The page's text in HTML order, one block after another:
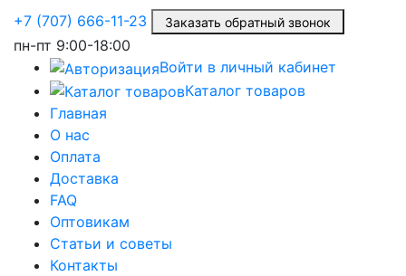
+7 (707) 666-11-23 Заказать обратный звонок
пн-пт 9:00-18:00
Войти в личный кабинет
Каталог товаров
Главная
О нас
Оплата
Доставка
FAQ
Оптовикам
Статьи и советы
Контакты